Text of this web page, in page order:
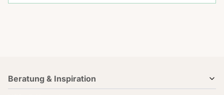
Beratung & Inspiration